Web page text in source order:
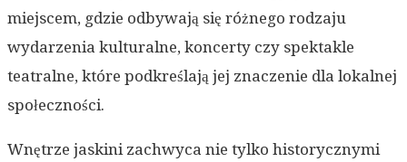
miejscem, gdzie odbywają się różnego rodzaju
wydarzenia kulturalne, koncerty czy spektakle
teatralne, które podkreślają jej znaczenie dla lokalnej
społeczności.
Wnętrze jaskini zachwyca nie tylko historycznymi